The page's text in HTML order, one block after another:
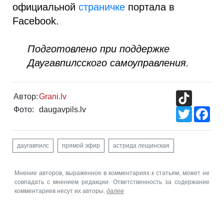
официальной страничке портала в
Facebook.
Подготовлено при поддержке
Даугавпилсского самоуправления.
Автор:Grani.lv
Фото:
daugavpils.lv
Twitter
даугавпилс прямой эфир астрида лещинская
Мнение авторов, выраженное в комментариях к статьям, может не
совпадать с мнением редакции. Ответственность за содержание
комментариев несут их авторы. далее